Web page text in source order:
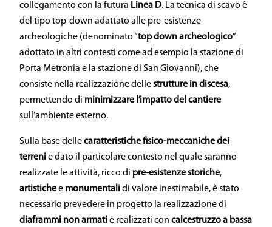
collegamento con la futura Linea D. La tecnica di scavo è
del tipo top-down adattato alle pre-esistenze
archeologiche (denominato “top down archeologico”
adottato in altri contesti come ad esempio la stazione di
Porta Metronia e la stazione di San Giovanni), che
consiste nella realizzazione dellestrutture in discesa,
permettendo di minimizzare l’impatto del cantiere
sull’ambiente esterno.
Sulla base dellecaratteristiche fisico-meccaniche dei
terrenie dato il particolare contesto nel quale saranno
realizzate le attività, ricco di pre-esistenze storiche,
artistichee monumentalidi valore inestimabile, è stato
necessario prevedere in progetto la realizzazione di
diaframmi non armatie realizzati con calcestruzzo a bassa